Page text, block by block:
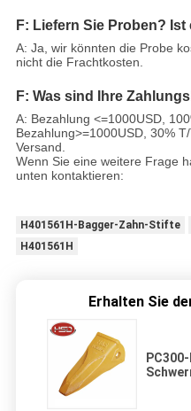
F: Liefern Sie Proben?
A: Ja, wir könnten die Probe
nicht die Frachtkosten.
F: Was sind Ihre
A: Bezahlung <=1000USD,
Bezahlung>=1000USD, 30%
Versand.
Wenn Sie eine weitere Frage
unten kontaktieren:
H401561H-Bagger-Zahn-Stifte
H401561H
Erhalten Sie